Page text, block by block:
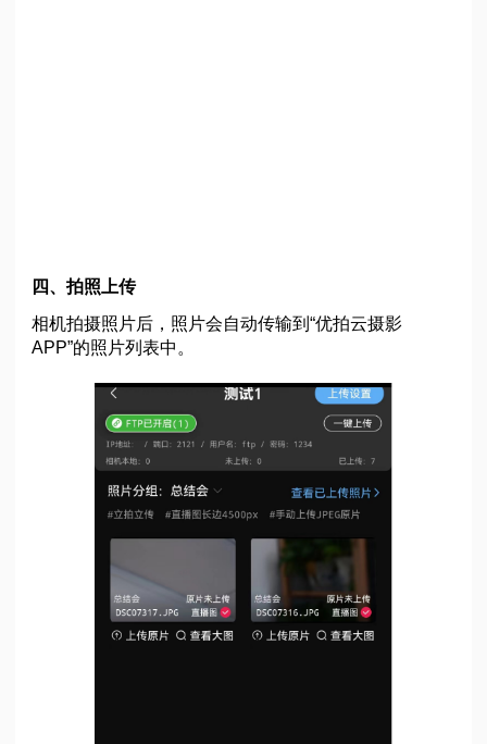
四、拍照上传
相机拍摄照片后，照片会自动传输到“优拍云摄影
APP”的照片列表中。